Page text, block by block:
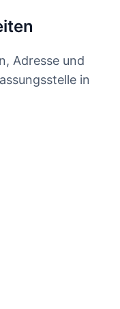
Adresse und
in